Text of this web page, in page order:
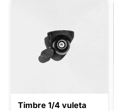
Timbre 1/4 vuleta